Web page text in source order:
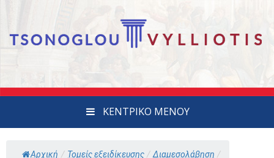
ΚΕΝΤΡΙΚΟ ΜΕΝΟΥ
Αρχική / Τομείς εξειδίκευσης / Διαμεσολάβηση /